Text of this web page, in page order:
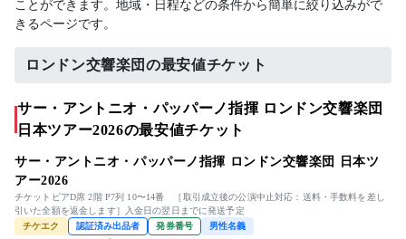
ことができます。地域・日程などの条件から簡単に絞り込みがで
きるページです。
ロンドン交響楽団の最安値チケット
サー・アントニオ・パッパーノ指揮 ロンドン交響楽団
日本ツアー2026の最安値チケット
サー・アントニオ・パッパーノ指揮 ロンドン交響楽団 日本ツ
アー2026
チケットピアD席 2階 P7列 10〜14番 ［取引成立後の公演中止対応：送料・手数料を差し
引いた全額を返金します］入金日の翌日までに発送予定
チケエク
認証済み出品者 発券番号 男性名義